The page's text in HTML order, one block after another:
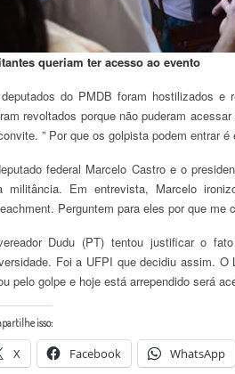
queriam ter acesso ao evento
do PMDB foram hostilizados e
revoltados porque não puderam
” Por que os golpista podem entrar
federal Marcelo Castro e o
militância. Em entrevista, Marcelo
Perguntem para eles por que me
Dudu (PT) tentou justificar o
Foi a UFPI que decidiu assim.
pelo golpe e hoje está arrependido será
isso:
X Facebook WhatsApp